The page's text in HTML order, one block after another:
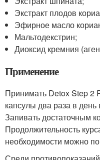
Экстракт плодов
Эфирное масло
Мальтодекстрин;
Диоксид кремния
Применение
Принимать Detox Step 2
капсулы два раза в
Запивать достаточным
Продолжительность
необходимости можно